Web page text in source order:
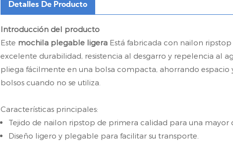
Detalles De Producto
Introducción del producto
Este mochila plegable ligera Está fabricada con nailon
excelente durabilidad, resistencia al desgarro y repelencia al
pliega fácilmente en una bolsa compacta, ahorrando
bolsos cuando no se utiliza.
Características principales:
Tejido de nailon ripstop de primera calidad para una mayor
Diseño ligero y plegable para facilitar su transporte.